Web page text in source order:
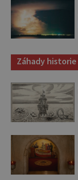
Záhady historie